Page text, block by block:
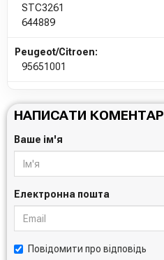
STC3261
644889
Peugeot/Citroen:
95651001
НАПИСАТИ КОМЕНТАР
Ваше ім'я
Електронна пошта
Повідомити про відповідь